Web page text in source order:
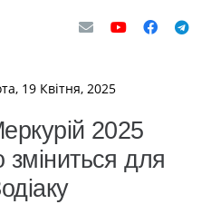
19 Квітня, 2025
2025
для